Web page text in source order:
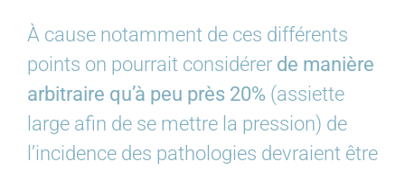
À cause notamment de ces différents
points on pourrait considérer de manière
arbitraire qu’à peu près 20% (assiette
large afin de se mettre la pression) de
l’incidence des pathologies devraient être